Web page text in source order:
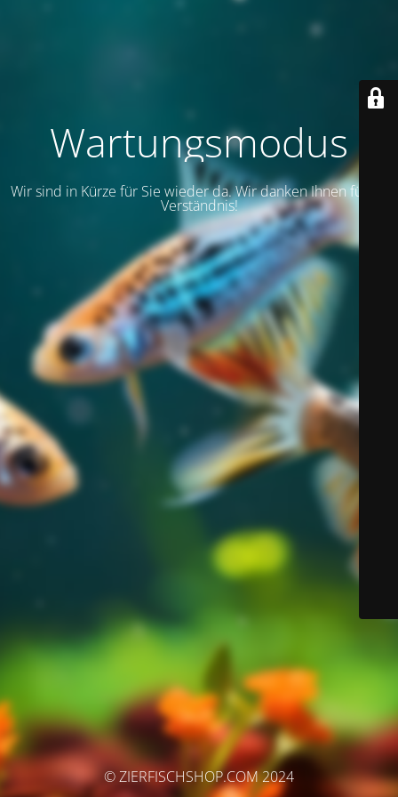
Wartungsmodus
Wir sind in Kürze für Sie wieder da. Wir danken Ihnen für Ihr
Verständnis!
© ZIERFISCHSHOP.COM 2024